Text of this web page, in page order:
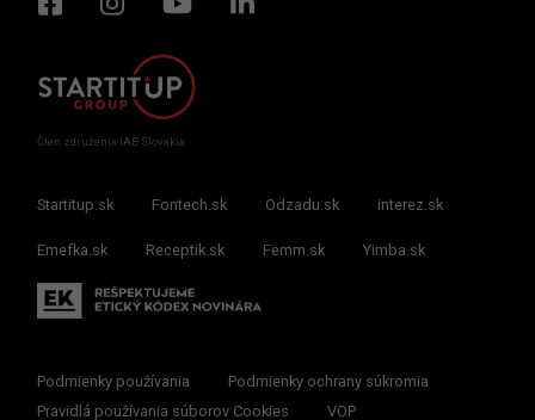
Člen združenia IAB Slovakia
Startitup.sk Fontech.sk Odzadu.sk interez.sk
Emefka.sk Receptik.sk Femm.sk Yimba.sk
Podmienky používania
Podmienky ochrany súkromia
Pravidlá používania súborov Cookies
VOP